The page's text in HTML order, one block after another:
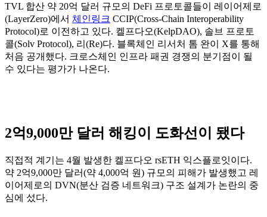
TVL 합산 약 20억 달러 규모의 DeFi 프로토콜들이 레이어제로
(LayerZero)에서 체인링크 CCIP(Cross-Chain Interoperability
Protocol)로 이전하고 있다. 켈프다오(KelpDAO), 솔브 프로토
콜(Solv Protocol), 리(Re)다. 블록체인 리서처 톰 완이 X를 통해
처음 공개했다. 크로스체인 인프라 패권 경쟁의 분기점이 될
수 있다는 평가가 나온다.
2억9,000만 달러 해킹이 도화선이 됐다
직접적 계기는 4월 발생한 켈프다오 rsETH 익스플로잇이다.
약 2억9,000만 달러(약 4,000억 원) 규모의 피해가 발생했고 레
이어제로의 DVN(분산 검증 네트워크) 구조 설계가 논란의 중
심에 섰다.